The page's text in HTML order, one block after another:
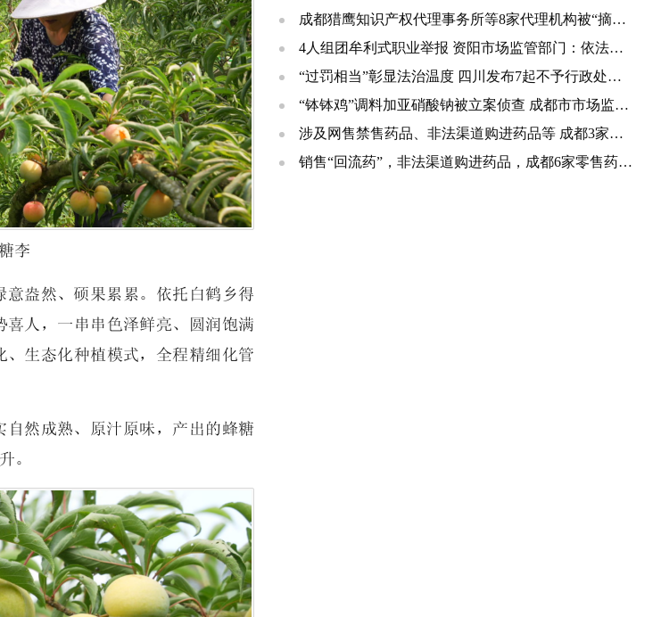
李
盎然、硕果累累。依托白鹤乡得
人，一串串色泽鲜亮、圆润饱满
生态化种植模式，全程精细化管
然成熟、原汁原味，产出的蜂糖
。
成都猎鹰知识产权代理事务所等8家代理机构被“摘牌” 三年内不得重新申请登记
4人组团牟利式职业举报 资阳市场监管部门：依法规制、不予奖励
“过罚相当”彰显法治温度 四川发布7起不予行政处罚典型案例
“钵钵鸡”调料加亚硝酸钠被立案侦查 成都市市场监管局公布一批典型案例
涉及网售禁售药品、非法渠道购进药品等 成都3家医疗机构被处罚
销售“回流药”，非法渠道购进药品，成都6家零售药店、诊所被罚